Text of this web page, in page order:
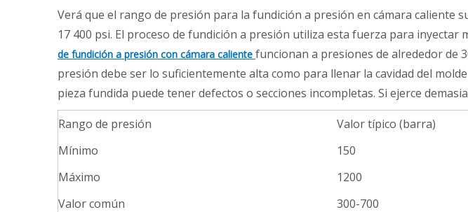
Verá que el rango de presión para la fundición a presión en cámara caliente
17 400 psi. El proceso de fundición a presión utiliza esta fuerza para
de fundición a presión con cámara caliente funcionan a presiones de alrededor de
presión debe ser lo suficientemente alta como para llenar la cavidad del
pieza fundida puede tener defectos o secciones incompletas. Si ejerce
Rango de presión
Valor típico (barra)
Mínimo
150
Máximo
1200
Valor común
300-700